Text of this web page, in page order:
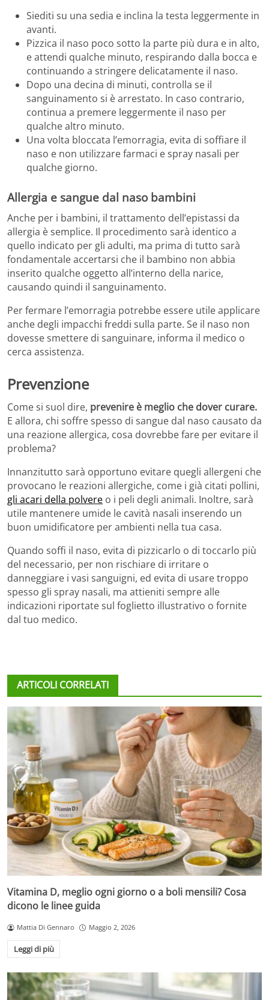
Siediti su una sedia e inclina la testa leggermente in
avanti.
Pizzica il naso poco sotto la parte più dura e in alto,
e attendi qualche minuto, respirando dalla bocca e
continuando a stringere delicatamente il naso.
Dopo una decina di minuti, controlla se il
sanguinamento si è arrestato. In caso contrario,
continua a premere leggermente il naso per
qualche altro minuto.
Una volta bloccata l’emorragia, evita di soffiare il
naso e non utilizzare farmaci e spray nasali per
qualche giorno.
Allergia e sangue dal naso bambini
Anche per i bambini, il trattamento dell’epistassi da
allergia è semplice. Il procedimento sarà identico a
quello indicato per gli adulti, ma prima di tutto sarà
fondamentale accertarsi che il bambino non abbia
inserito qualche oggetto all’interno della narice,
causando quindi il sanguinamento.
Per fermare l’emorragia potrebbe essere utile applicare
anche degli impacchi freddi sulla parte. Se il naso non
dovesse smettere di sanguinare, informa il medico o
cerca assistenza.
Prevenzione
Come si suol dire, prevenire è meglio che dover curare.
E allora, chi soffre spesso di sangue dal naso causato da
una reazione allergica, cosa dovrebbe fare per evitare il
problema?
Innanzitutto sarà opportuno evitare quegli allergeni che
provocano le reazioni allergiche, come i già citati pollini,
gli acari della polvere o i peli degli animali. Inoltre, sarà
utile mantenere umide le cavità nasali inserendo un
buon umidificatore per ambienti nella tua casa.
Quando soffi il naso, evita di pizzicarlo o di toccarlo più
del necessario, per non rischiare di irritare o
danneggiare i vasi sanguigni, ed evita di usare troppo
spesso gli spray nasali, ma attieniti sempre alle
indicazioni riportate sul foglietto illustrativo o fornite
dal tuo medico.
ARTICOLI CORRELATI
Vitamina D, meglio ogni giorno o a boli mensili? Cosa
dicono le linee guida
Mattia Di Gennaro Maggio 2, 2026
Leggi di più